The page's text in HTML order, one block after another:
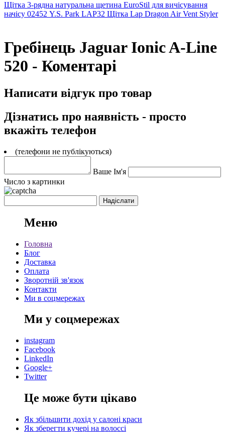
Щітка 3-рядна натуральна щетина EuroStil для вичісування
начісу 02452 Y.S. Park LAP32 Щітка Lap Dragon Air Vent Styler
Гребінець Jaguar Ionic A-Line
520 - Коментарі
Написати відгук про товар
Дізнатись про наявність - просто
вкажіть телефон
(телефони не публікуються)
Ваше Ім'я
Число з картинки
Меню
Головна
Блог
Доставка
Оплата
Зворотній зв'язок
Контакти
Ми в соцмережах
Ми у соцмережах
instagram
Facebook
LinkedIn
Google+
Twitter
Це може бути цікаво
Як збільшити дохід у салоні краси
Як зберегти кучері на волоссі